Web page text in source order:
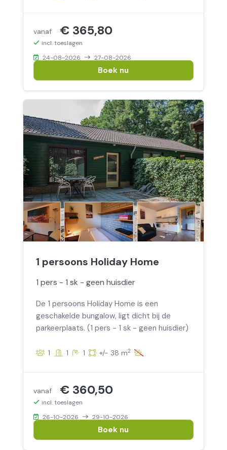
vanaf € 365,80
incl. toeslagen
24-08-2026
27-08-2026
Boek nu
1 persoons Holiday Home
1 pers - 1 sk - geen huisdier
De 1 persoons Holiday Home is een
geschakelde bungalow, ligt dicht bij de
parkeerplaats. (1 pers - 1 sk - geen huisdier)
1 1 1 +/- 38 m2
vanaf € 360,50
incl. toeslagen
26-10-2026
29-10-2026
Boek nu